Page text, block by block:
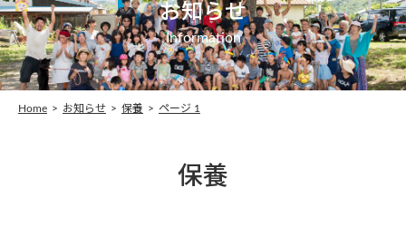
お知らせ
Information
Home > お知らせ > 保養 > ページ 1
保養